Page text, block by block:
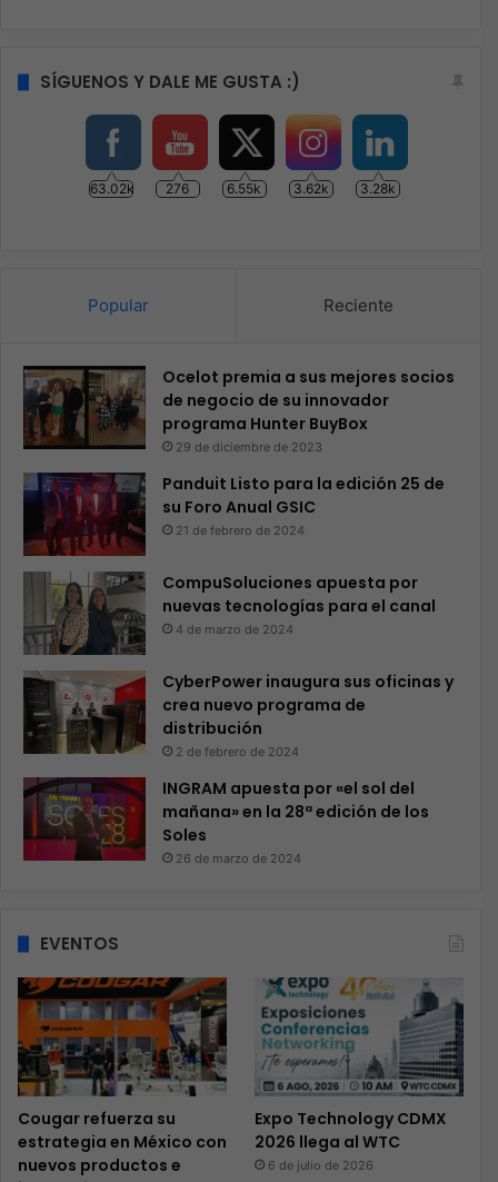
SÍGUENOS Y DALE ME GUSTA :)
63.02k 276 6.55k 3.62k 3.28k
Popular Reciente
Ocelot premia a sus mejores socios
de negocio de su innovador
programa Hunter BuyBox
29 de diciembre de 2023
Panduit Listo para la edición 25 de
su Foro Anual GSIC
21 de febrero de 2024
CompuSoluciones apuesta por
nuevas tecnologías para el canal
4 de marzo de 2024
CyberPower inaugura sus oficinas y
crea nuevo programa de
distribución
2 de febrero de 2024
INGRAM apuesta por «el sol del
mañana» en la 28ª edición de los
Soles
26 de marzo de 2024
EVENTOS
Cougar refuerza su
estrategia en México con
nuevos productos e
Expo Technology CDMX
2026 llega al WTC
6 de julio de 2026